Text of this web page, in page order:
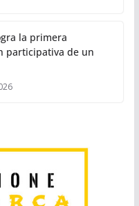
la primera
participativa de un